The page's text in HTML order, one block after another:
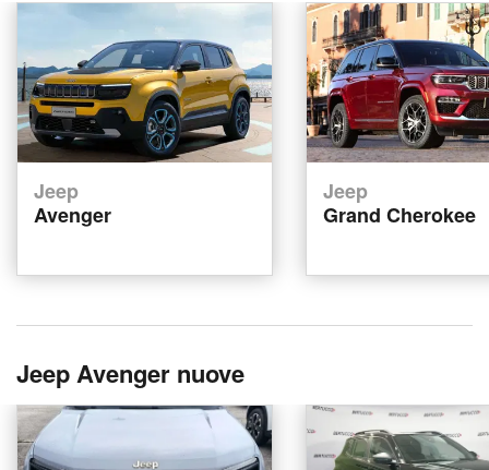
Jeep
Avenger
Jeep
Grand Cherokee
Jeep Avenger nuove